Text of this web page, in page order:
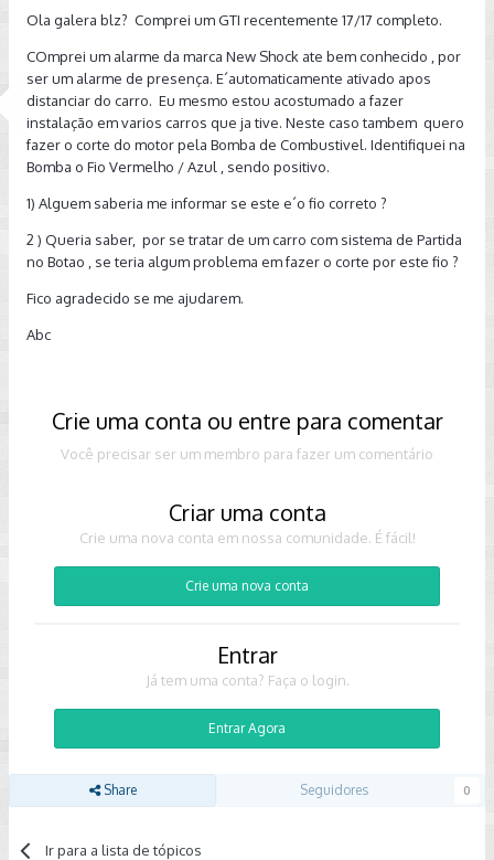
Ola galera blz? Comprei um GTI recentemente 17/17 completo.
COmprei um alarme da marca New Shock ate bem conhecido , por
ser um alarme de presença. E´automaticamente ativado apos
distanciar do carro. Eu mesmo estou acostumado a fazer
instalação em varios carros que ja tive. Neste caso tambem quero
fazer o corte do motor pela Bomba de Combustivel. Identifiquei na
Bomba o Fio Vermelho / Azul , sendo positivo.
1) Alguem saberia me informar se este e´o fio correto ?
2 ) Queria saber, por se tratar de um carro com sistema de Partida
no Botao , se teria algum problema em fazer o corte por este fio ?
Fico agradecido se me ajudarem.
Abc
Crie uma conta ou entre para comentar
Você precisar ser um membro para fazer um comentário
Criar uma conta
Crie uma nova conta em nossa comunidade. É fácil!
Crie uma nova conta
Entrar
Já tem uma conta? Faça o login.
Entrar Agora
Share Seguidores 0
Ir para a lista de tópicos